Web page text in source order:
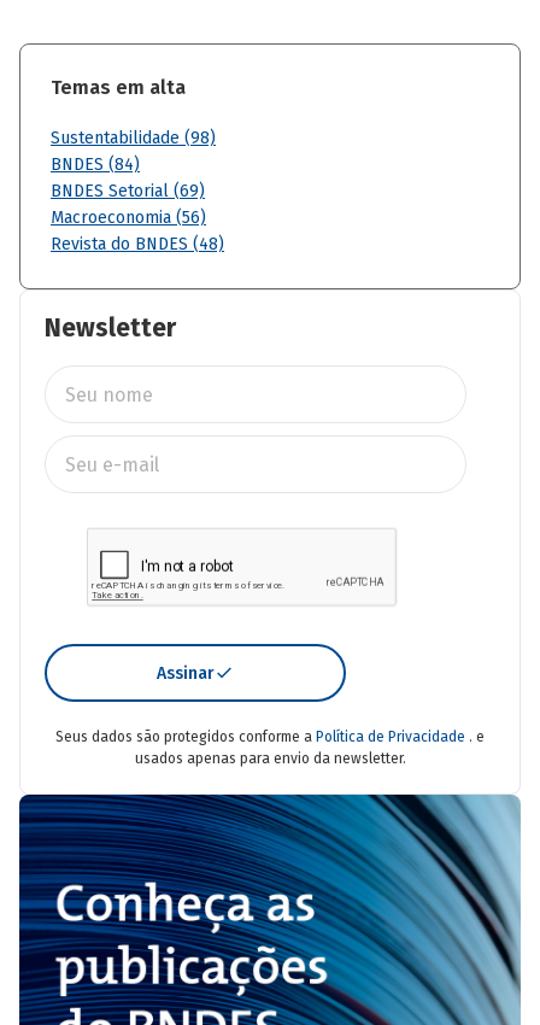
Temas em alta
Sustentabilidade (98)
BNDES (84)
BNDES Setorial (69)
Macroeconomia (56)
Revista do BNDES (48)
Newsletter
Assinar
Seus dados são protegidos conforme a Política de Privacidade . e
usados apenas para envio da newsletter.